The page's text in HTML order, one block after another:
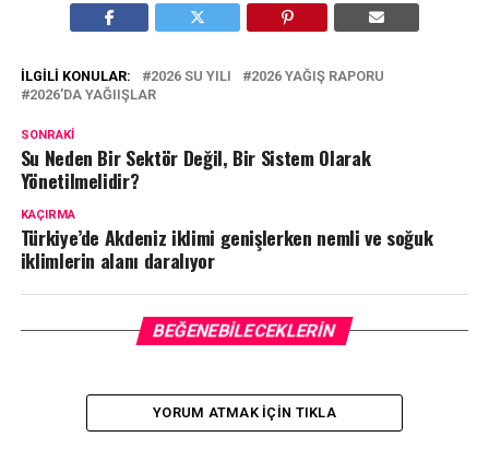
İLGILI KONULAR: 2026 SU YILI
2026 YAĞIŞ RAPORU
2026'DA YAĞIIŞLAR
SONRAKI
Su Neden Bir Sektör Değil, Bir Sistem Olarak
Yönetilmelidir?
KAÇIRMA
Türkiye’de Akdeniz iklimi genişlerken nemli ve soğuk
iklimlerin alanı daralıyor
BEĞENEBILECEKLERIN
YORUM ATMAK IÇIN TIKLA